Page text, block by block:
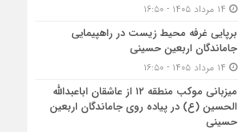
برپایی غرفه محیط زیست در راهپیمایی
جاماندگان اربعین حسینی
میزبانی موکب منطقه ۱۲ از عاشقان اباعبدالله
الحسین (ع) در پیاده روی جاماندگان اربعین
حسینی